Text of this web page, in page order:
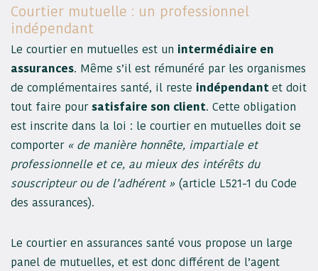
Courtier mutuelle : un professionnel
indépendant
Le courtier en mutuelles est un intermédiaire en
assurances. Même s’il est rémunéré par les organismes
de complémentaires santé, il reste indépendantet doit
tout faire poursatisfaire son client. Cette obligation
est inscrite dans la loi : le courtier en mutuelles doit se
comporter « de manière honnête, impartiale et
professionnelle et ce, au mieux des intérêts du
souscripteur ou de l’adhérent »(article L521-1 du Code
des assurances).
Le courtier en assurances santé vous propose un large
panel de mutuelles, et est donc différent de l’agent